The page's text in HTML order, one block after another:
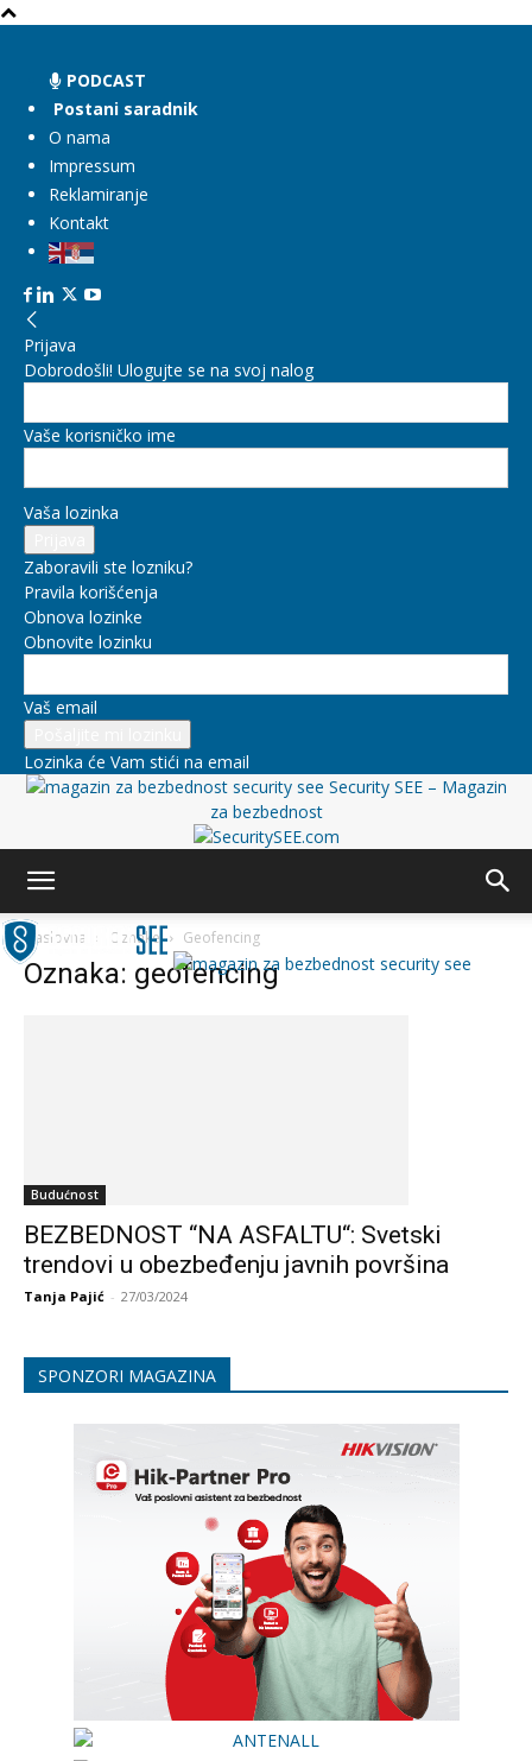
PODCAST
Postani saradnik
O nama
Impressum
Reklamiranje
Kontakt
Prijava
Dobrodošli! Ulogujte se na svoj nalog
Vaše korisničko ime
Vaša lozinka
Zaboravili ste lozniku?
Pravila korišćenja
Obnova lozinke
Obnovite lozinku
Vaš email
Lozinka će Vam stići na email
Security SEE – Magazin
za bezbednost
Naslovna Oznake Geofencing
Oznaka: geofencing
Budućnost
BEZBEDNOST “NA ASFALTU“: Svetski
trendovi u obezbeđenju javnih površina
Tanja Pajić - 27/03/2024
SPONZORI MAGAZINA